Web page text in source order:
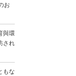
お
與環
され
もな